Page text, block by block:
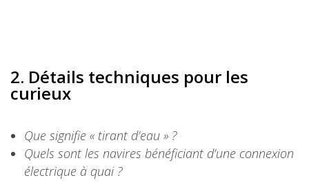
2. Détails techniques pour les
curieux
Que signifie « tirant d’eau » ?
Quels sont les navires bénéficiant d’une connexion
électrique à quai ?